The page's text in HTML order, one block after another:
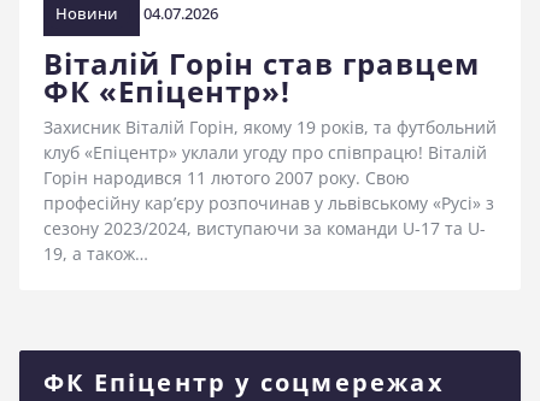
Новини 04.07.2026
Віталій Горін став гравцем
ФК «Епіцентр»!
Захисник Віталій Горін, якому 19 років, та футбольний
клуб «Епіцентр» уклали угоду про співпрацю! Віталій
Горін народився 11 лютого 2007 року. Свою
професійну кар’єру розпочинав у львівському «Русі» з
сезону 2023/2024, виступаючи за команди U-17 та U-
19, а також…
ФК Епіцентр у соцмережах